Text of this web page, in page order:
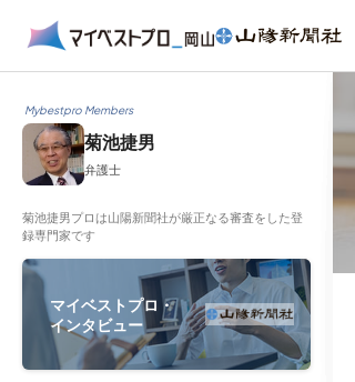
Mybestpro Members
菊池捷男
弁護士
菊池捷男プロは山陽新聞社が厳正なる審査をした登
録専門家です
マイベストプロ・
インタビュー